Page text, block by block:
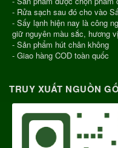
- Rửa sạch sau đó cho vào
- Sấy lạnh hiện nay là công
giữ nguyên màu sắc, hương
- Sản phẩm hút chân không
- Giao hàng COD toàn quốc
TRUY XUẤT NGUỒN